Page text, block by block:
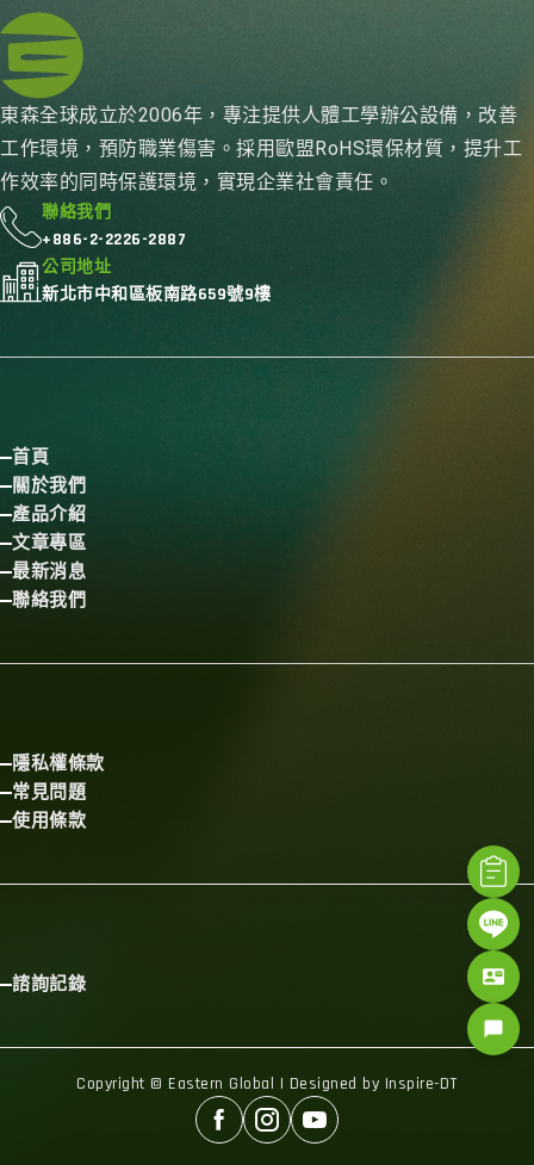
東森全球成立於2006年，專注提供人體工學辦公設備，改善
工作環境，預防職業傷害。採用歐盟RoHS環保材質，提升工
作效率的同時保護環境，實現企業社會責任。
聯絡我們
+886-2-2226-2887
公司地址
新北市中和區板南路659號9樓
首頁
關於我們
產品介紹
文章專區
最新消息
聯絡我們
隱私權條款
常見問題
使用條款
諮詢記錄
Copyright © Eastern Global | Designed by Inspire-DT
  
contact_mail
chat_bubble